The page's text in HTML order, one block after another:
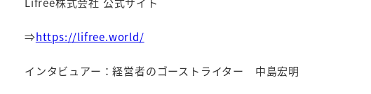
⇒https://lifree.world/
インタビュアー：経営者のゴーストライター 中島宏明